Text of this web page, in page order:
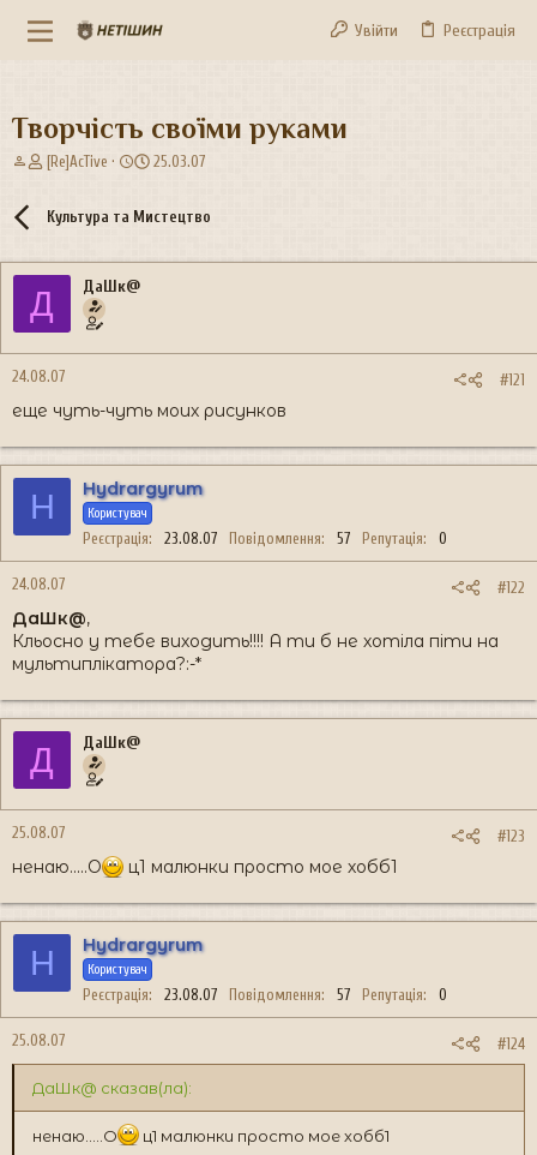
Увійти Реєстрація
Творчість своїми руками
А
о
т
е
м
и
[Re]AcTive
Д
а
т
е
я
25.03.07
Культура та Мистецтво
Д ДаШк@
24.08.07 #121
еще чуть-чуть моих рисунков
H Hydrargyrum
Користувач
Реєстрація 23.08.07 Повідомлення 57 Репутація 0
24.08.07 #122
ДаШк@,
Кльосно у тебе виходить!!!! А ти б не хотіла піти на
мультиплікатора?:-*
Д ДаШк@
25.08.07 #123
ненаю.....O ц1 малюнки просто мое хобб1
H Hydrargyrum
Користувач
Реєстрація 23.08.07 Повідомлення 57 Репутація 0
25.08.07 #124
ДаШк@ сказав(ла):
ненаю.....O ц1 малюнки просто мое хобб1